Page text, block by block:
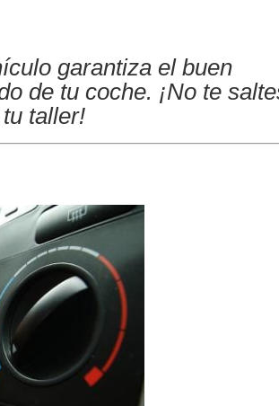
garantiza el buen
de tu coche. ¡No te
taller!